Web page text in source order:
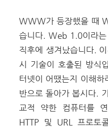
WWW가 등장했을 때
습니다. Web 1.0이라
직후에 생겨났습니다.
시 기술이 호출된 방식
터넷이 어땠는지 이해
반으로 돌아가 봅시다.
교적 약한 컴퓨터를
HTTP 및 URL 프로토